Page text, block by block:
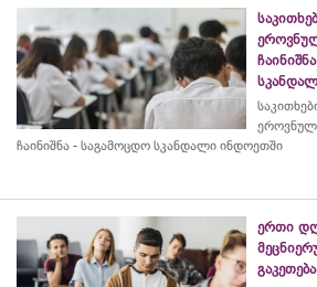
ჩაინიშნა - საგამოცდო სკანდალი ინდოეთში
ერთი